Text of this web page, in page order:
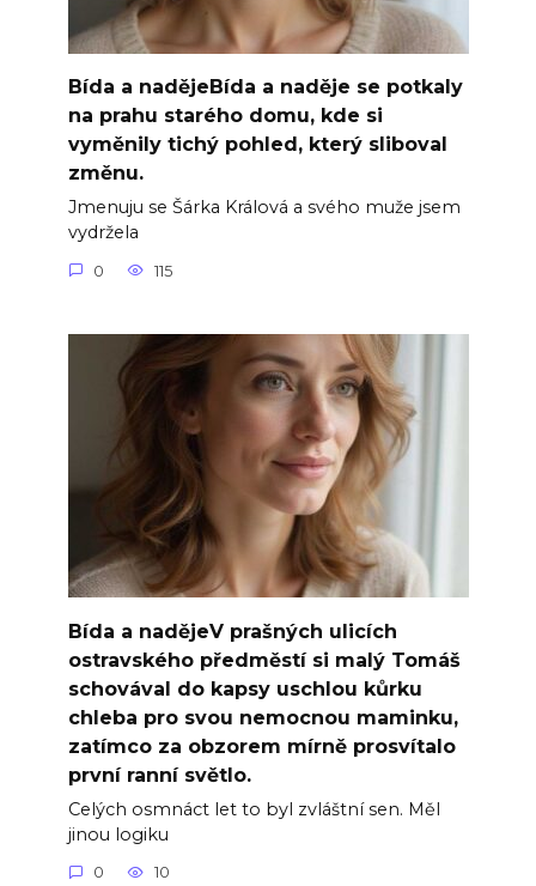
Bída a nadějeBída a naděje se potkaly
na prahu starého domu, kde si
vyměnily tichý pohled, který sliboval
změnu.
Jmenuju se Šárka Králová a svého muže jsem
vydržela
0 115
Bída a nadějeV prašných ulicích
ostravského předměstí si malý Tomáš
schovával do kapsy uschlou kůrku
chleba pro svou nemocnou maminku,
zatímco za obzorem mírně prosvítalo
první ranní světlo.
Celých osmnáct let to byl zvláštní sen. Měl
jinou logiku
0 10